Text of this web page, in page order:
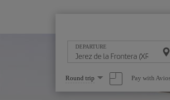
DEPARTURE
Select
one
option
Round trip Pay with